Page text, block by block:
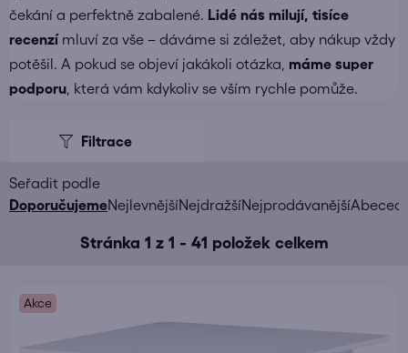
čekání a perfektně zabalené. Lidé nás milují, tisíce
recenzímluví za vše – dáváme si záležet, aby nákup vždy
potěšil. A pokud se objeví jakákoli otázka, máme super
podporu , která vám kdykoliv se vším rychle pomůže.
Stránka 1 z 1 - 41 položek celkem
Ř
n
DoporučujemeNejlevnějšíNejdražšíNejprodávanější
p
i
oAkce